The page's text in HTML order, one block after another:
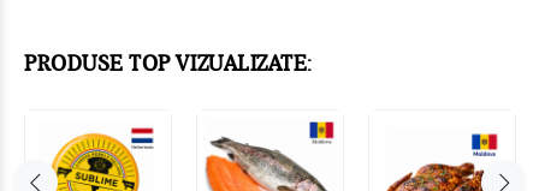
PRODUSE TOP VIZUALIZATE: